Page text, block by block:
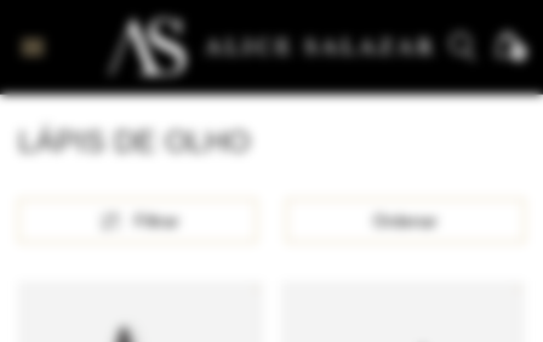
LÁPIS DE OLHO
Filtrar Ordenar